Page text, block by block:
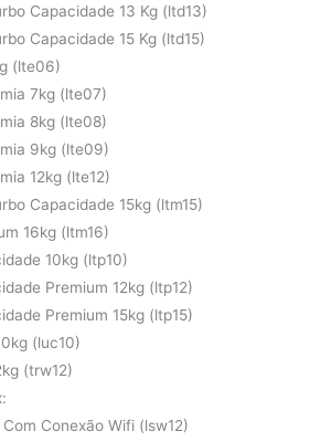
Capacidade 13 Kg (ltd13)
Capacidade 15 Kg (ltd15)
(lte06)
7kg (lte07)
8kg (lte08)
9kg (lte09)
12kg (lte12)
Capacidade 15kg (ltm15)
16kg (ltm16)
10kg (ltp10)
Premium 12kg (ltp12)
Premium 15kg (ltp15)
(luc10)
(trw12)
Conexão Wifi (lsw12)